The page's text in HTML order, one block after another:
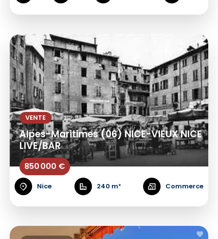
VENTE
Alpes-Maritimes (06) NICE-VIEUX NICE
LIVE/BAR
850 000 €
Nice 240 m² Commerce